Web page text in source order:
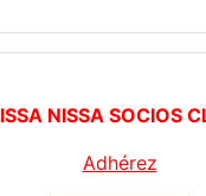
ISSA NISSA SOCIOS
Adhérez